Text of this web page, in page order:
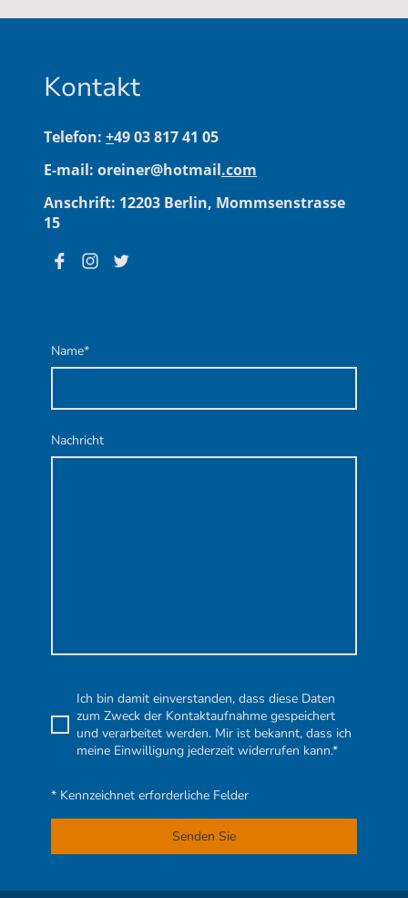
Kontakt
Telefon: +49 03 817 41 05
E-mail: oreiner@hotmail.com
Anschrift: 12203 Berlin, Mommsenstrasse
15
Name*
Nachricht
Ich bin damit einverstanden, dass diese Daten
zum Zweck der Kontaktaufnahme gespeichert
und verarbeitet werden. Mir ist bekannt, dass ich
meine Einwilligung jederzeit widerrufen kann.*
* Kennzeichnet erforderliche Felder
Senden Sie